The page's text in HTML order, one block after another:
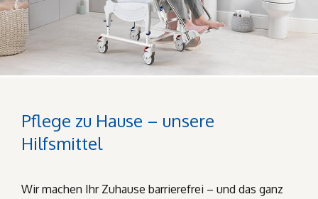
Pflege zu Hause – unsere
Hilfsmittel
Wir machen Ihr Zuhause barrierefrei – und das ganz